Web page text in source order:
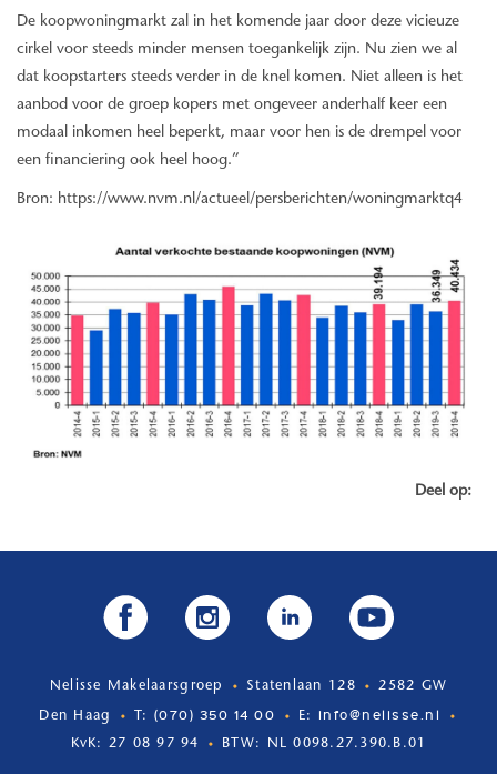
De koopwoningmarkt zal in het komende jaar door deze vicieuze
cirkel voor steeds minder mensen toegankelijk zijn. Nu zien we al
dat koopstarters steeds verder in de knel komen. Niet alleen is het
aanbod voor de groep kopers met ongeveer anderhalf keer een
modaal inkomen heel beperkt, maar voor hen is de drempel voor
een financiering ook heel hoog.”
Bron: https://www.nvm.nl/actueel/persberichten/woningmarktq4
Deel op:
Nelisse Makelaarsgroep Statenlaan 128 2582 GW
Den Haag T: (070) 350 14 00 E: info@nelisse.nl
KvK: 27 08 97 94 BTW: NL 0098.27.390.B.01